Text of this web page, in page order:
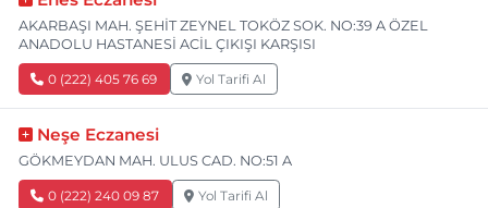
AKARBAŞI MAH. ŞEHİT ZEYNEL TOKÖZ SOK. NO:39 A ÖZEL
ANADOLU HASTANESİ ACİL ÇIKIŞI KARŞISI
0 (222) 405 76 69 Yol Tarifi Al
Neşe Eczanesi
GÖKMEYDAN MAH. ULUS CAD. NO:51 A
0 (222) 240 09 87 Yol Tarifi Al